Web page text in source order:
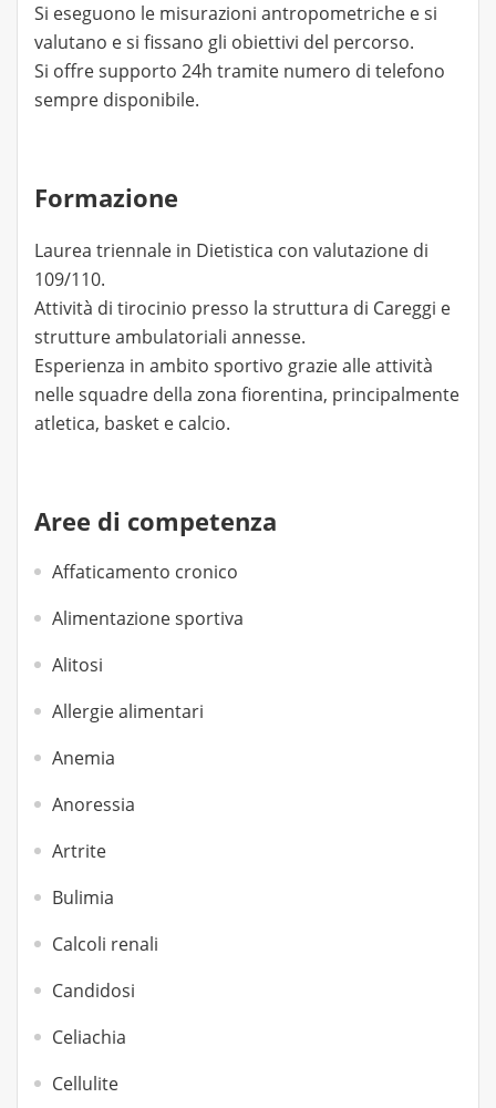
Si eseguono le misurazioni antropometriche e si
valutano e si fissano gli obiettivi del percorso.
Si offre supporto 24h tramite numero di telefono
sempre disponibile.
Formazione
Laurea triennale in Dietistica con valutazione di
109/110.
Attività di tirocinio presso la struttura di Careggi e
strutture ambulatoriali annesse.
Esperienza in ambito sportivo grazie alle attività
nelle squadre della zona fiorentina, principalmente
atletica, basket e calcio.
Aree di competenza
Affaticamento cronico
Alimentazione sportiva
Alitosi
Allergie alimentari
Anemia
Anoressia
Artrite
Bulimia
Calcoli renali
Candidosi
Celiachia
Cellulite